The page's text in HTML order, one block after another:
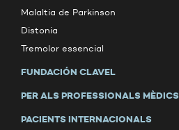
Malaltia de Parkinson
Distonia
Tremolor essencial
FUNDACIÓN CLAVEL
PER ALS PROFESSIONALS MÈDICS
PACIENTS INTERNACIONALS